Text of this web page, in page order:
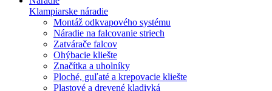
Klampiarske náradie
Montáž odkvapového systému
Náradie na falcovanie striech
Zatvárače falcov
Ohýbacie kliešte
Značítka a uholníky
Ploché, guľaté a krepovacie kliešte
Plastové a drevené kladivká